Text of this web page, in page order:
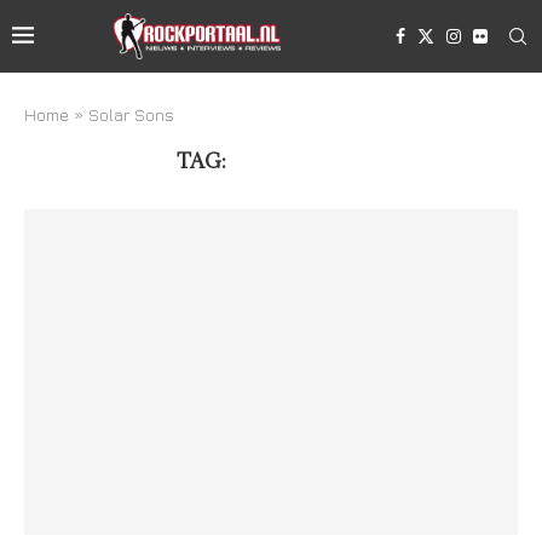
Home » Solar Sons
TAG: